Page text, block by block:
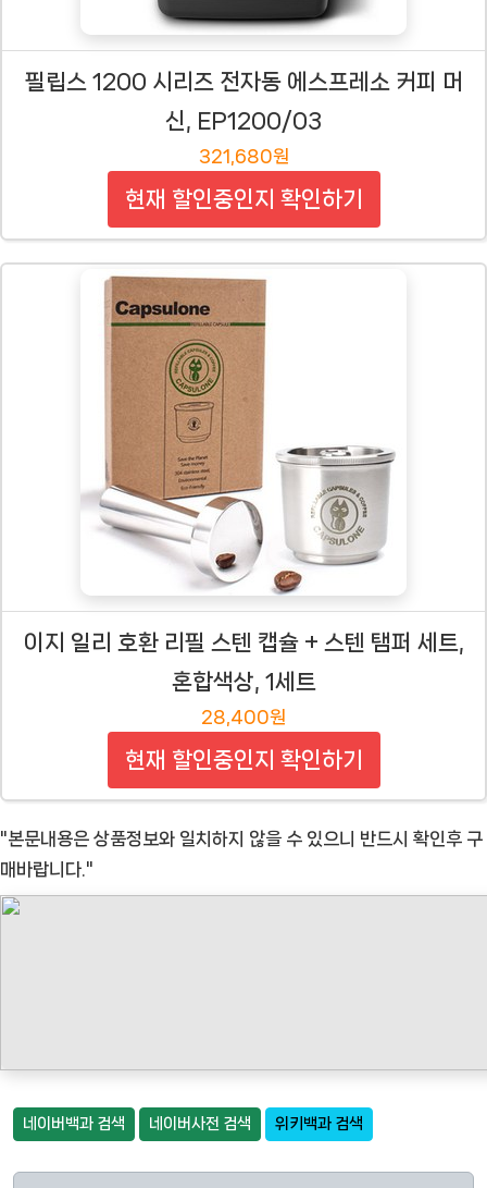
필립스 1200 시리즈 전자동 에스프레소 커피 머
신, EP1200/03
321,680원
현재 할인중인지 확인하기
이지 일리 호환 리필 스텐 캡슐 + 스텐 탬퍼 세트,
혼합색상, 1세트
28,400원
현재 할인중인지 확인하기
"본문내용은 상품정보와 일치하지 않을 수 있으니 반드시 확인후 구
매바랍니다."
네이버백과 검색 네이버사전 검색 위키백과 검색